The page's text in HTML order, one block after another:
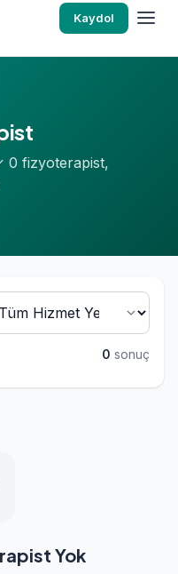
Kaydol
0 fizyoterapist,
0 sonuç
Yok